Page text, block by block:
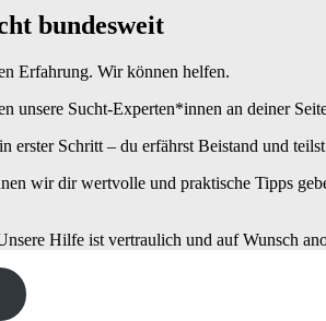
bundesweit
Erfahrung. Wir können helfen.
unsere Sucht-Experten*innen an deiner
erster Schritt – du erfährst Beistand und
wir dir wertvolle und praktische Tipps
Hilfe ist vertraulich und auf Wunsch